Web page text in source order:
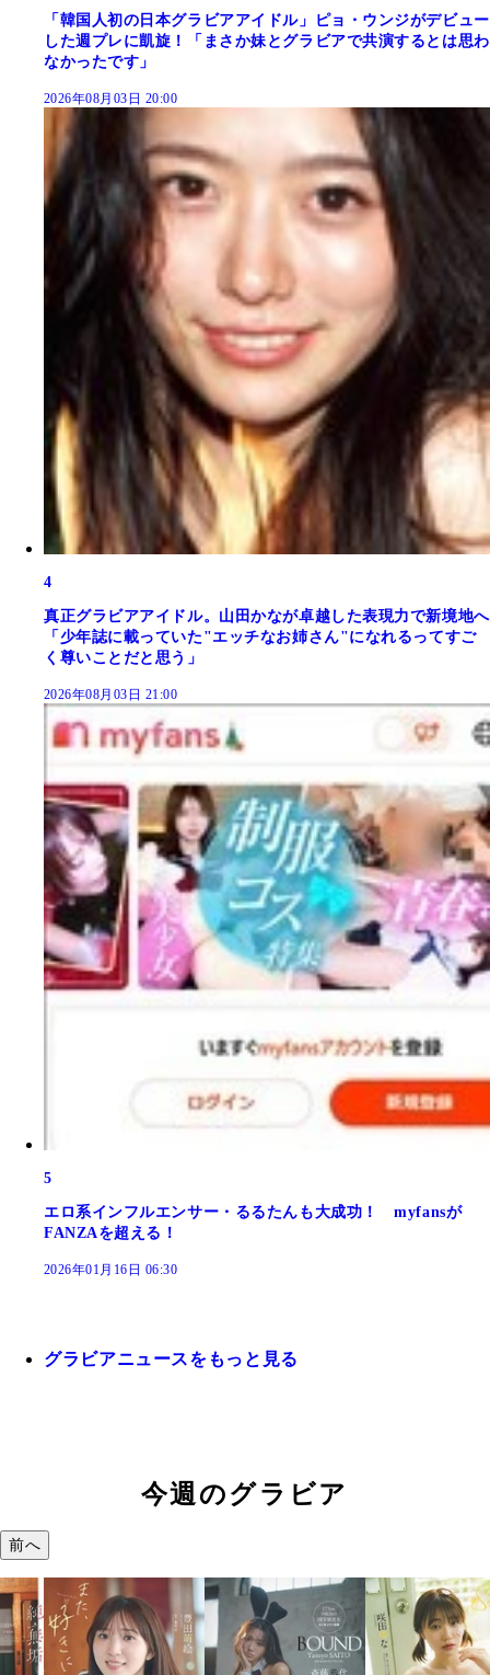
「韓国人初の日本グラビアアイドル」ピョ・ウンジがデビュー
した週プレに凱旋！「まさか妹とグラビアで共演するとは思わ
なかったです」
2026年08月03日 20:00
4
真正グラビアアイドル。山田かなが卓越した表現力で新境地へ
「少年誌に載っていた"エッチなお姉さん"になれるってすご
く尊いことだと思う」
2026年08月03日 21:00
5
エロ系インフルエンサー・るるたんも大成功！ myfansが
FANZAを超える！
2026年01月16日 06:30
グラビアニュースをもっと見る
今週のグラビア
前へ